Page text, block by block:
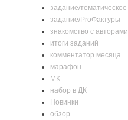
задание/тематическое
задание/ProФактуры
знакомство с авторами
итоги заданий
комментатор месяца
марафон
МК
набор в ДК
Новинки
обзор